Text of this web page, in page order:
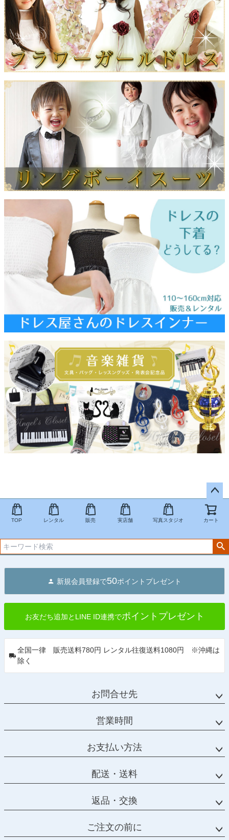
ペー
ジト
TOP レンタル 販売 実店舗 写真スタジオ カート
新規会員登録で50ポイントプレゼント
お友だち追加とLINE ID連携でポイントプレゼント
全国一律 販売送料780円 レンタル往復送料1080円 ※沖縄は
除く
お問合せ先
営業時間
お支払い方法
配送・送料
返品・交換
ご注文の前に